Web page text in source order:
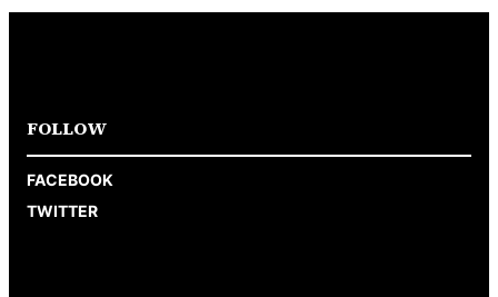
FOLLOW
FACEBOOK
TWITTER